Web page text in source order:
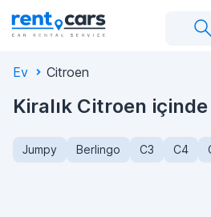
Ev Citroen
Kiralık Citroen
Jumpy Berlingo C3 C4